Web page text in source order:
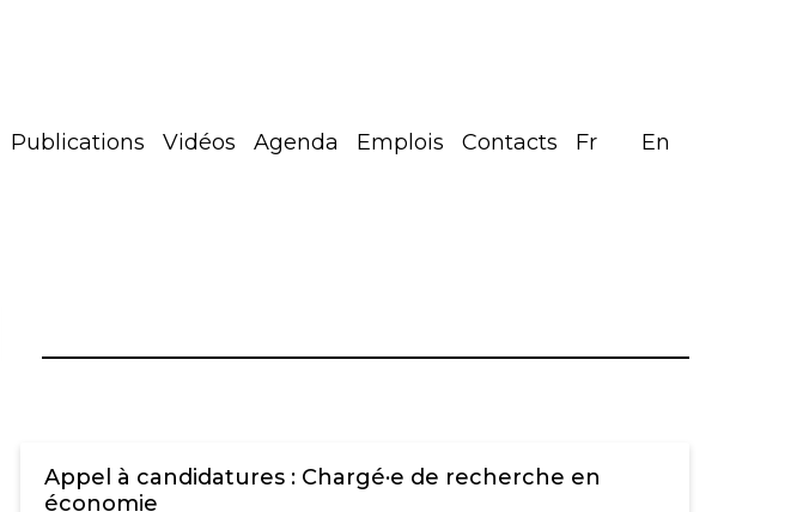
Publications Vidéos Agenda Emplois Contacts Fr En
Appel à candidatures : Chargé·e de recherche en
économie